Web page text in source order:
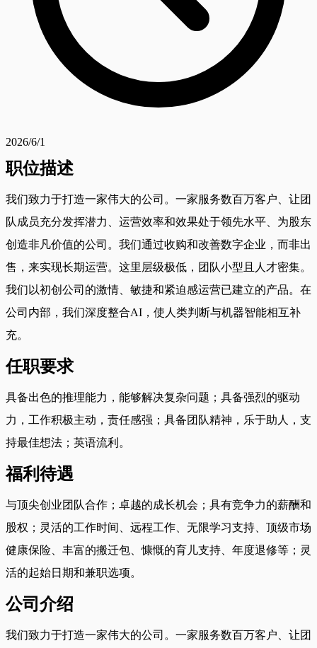
2026/6/1
职位描述
我们致力于打造一家伟大的公司。一家服务数百万客户、让团
队成员充分发挥潜力、运营效率和效果处于领先水平、为股东
创造非凡价值的公司。我们通过收购和改善数字企业，而非出
售，来实现长期运营。这里层级极低，团队小型且人才密集。
我们以初创公司的激情、敏捷和紧迫感运营已建立的产品。在
公司内部，我们深度整合AI，使人类判断与机器智能相互补
充。
任职要求
具备出色的推理能力，能够解决复杂问题；具备强烈的驱动
力，工作积极主动，责任感强；具备团队精神，乐于助人，支
持最佳想法；英语流利。
福利待遇
与顶尖创业团队合作；卓越的成长机会；具有竞争力的薪酬和
股权；灵活的工作时间、远程工作、无限学习支持、顶级市场
健康保险、丰富的搬迁包、慷慨的育儿支持、年度退修等；灵
活的起始日期和兼职选项。
公司介绍
我们致力于打造一家伟大的公司。一家服务数百万客户、让团